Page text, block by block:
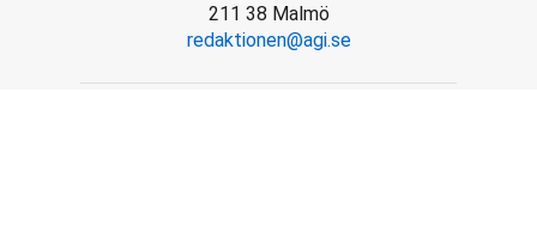
211 38 Malmö
redaktionen@agi.se